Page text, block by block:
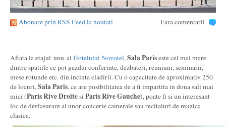
Abonare prin RSS Feed la noutati Fara comentarii
Aflata la etajul unu al Hotelului Novotel,Sala Pariseste cel mai mare
dintre spatiile ce pot gazdui conferinte, dezbateri, reuniuni, seminarii,
mese rotunde etc. din incinta cladirii. Cu o capacitate de aproximativ 250
de locuri,Sala Paris, ce are posibilitatea de a fi impartita in doua sali mai
mici (Paris Rive Droitesi Paris Rive Gauche), poate fi si un interesant
loc de desfasurare al unor concerte camerale sau recitaluri de muzica
clasica.